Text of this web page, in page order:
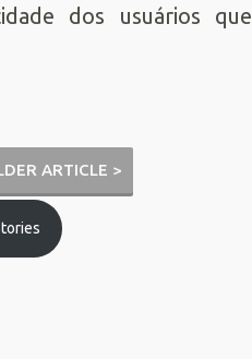
dos usuários que
ARTICLE >